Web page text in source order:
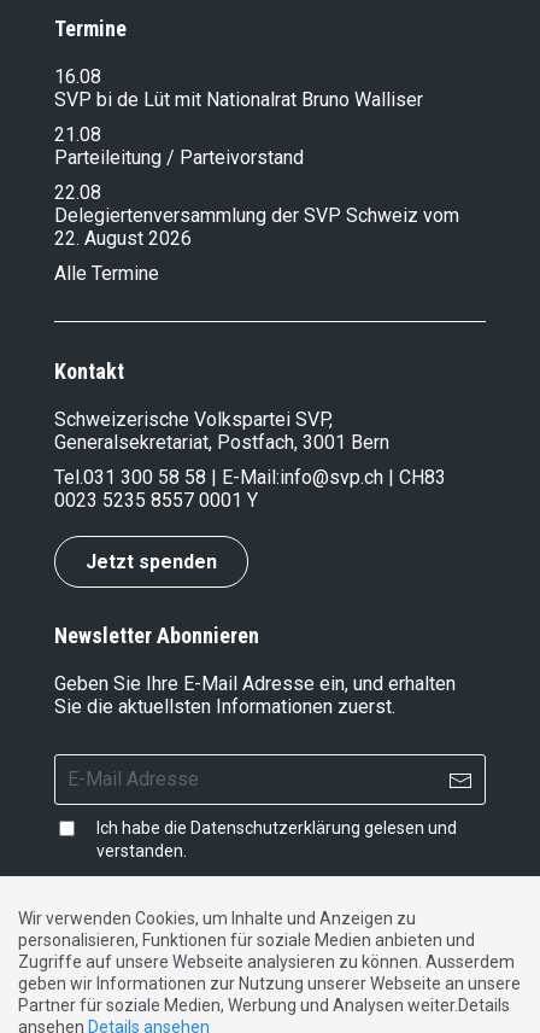
Termine
16.08
SVP bi de Lüt mit Nationalrat Bruno Walliser
21.08
Parteileitung / Parteivorstand
22.08
Delegiertenversammlung der SVP Schweiz vom
22. August 2026
Alle Termine
Kontakt
Schweizerische Volkspartei SVP,
Generalsekretariat, Postfach, 3001 Bern
Tel.031 300 58 58 | E-Mail:info@svp.ch | CH83
0023 5235 8557 0001 Y
Jetzt spenden
Newsletter Abonnieren
Geben Sie Ihre E-Mail Adresse ein, und erhalten
Sie die aktuellsten Informationen zuerst.
Ich habe die Datenschutzerklärung gelesen und
verstanden.
Impressum|Datenschutzerklärung|Kontakt
DE FR IT
Wir verwenden Cookies, um Inhalte und Anzeigen zu
personalisieren, Funktionen für soziale Medien anbieten und
Zugriffe auf unsere Webseite analysieren zu können. Ausserdem
geben wir Informationen zur Nutzung unserer Webseite an unsere
Partner für soziale Medien, Werbung und Analysen weiter.Details
ansehen Details ansehen